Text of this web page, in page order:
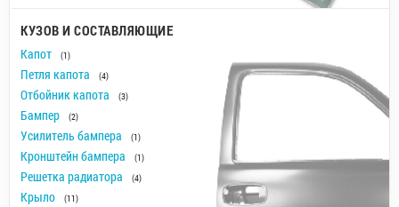
КУЗОВ И СОСТАВЛЯЮЩИЕ
Капот (1)
Петля капота (4)
Отбойник капота (3)
Бампер (2)
Усилитель бампера (1)
Кронштейн бампера (1)
Решетка радиатора (4)
Крыло (11)